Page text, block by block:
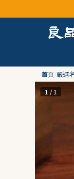
首頁/嚴選
1 / 1